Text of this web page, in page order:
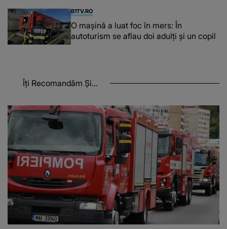
B1TV.RO
O maşină a luat foc în mers: În
autoturism se aflau doi adulți și un copil
Îți Recomandăm Și...